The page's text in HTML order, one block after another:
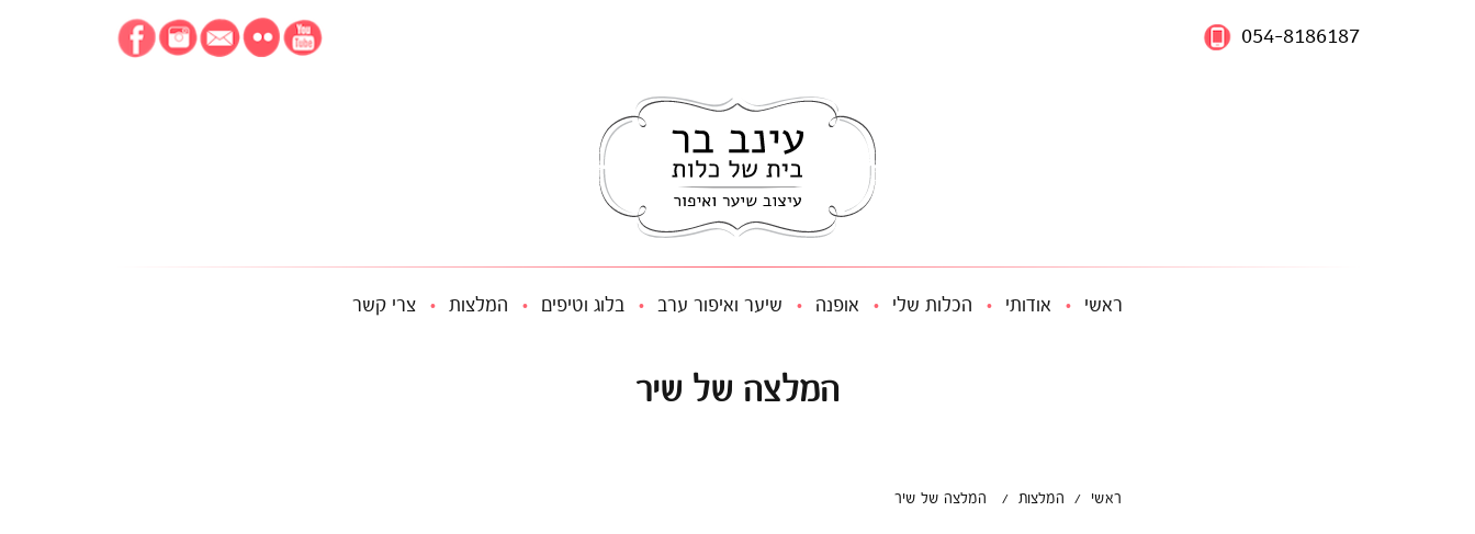
054-8186187
ראשי אודותי הכלות שלי אופנה שיער ואיפור ערב בלוג וטיפים המלצות צרי קשר
המלצה של שיר
ראשי / המלצות / המלצה של שיר